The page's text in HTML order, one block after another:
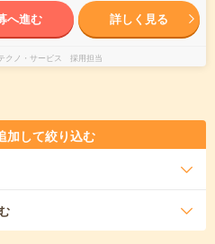
へ進む 詳しく見る
クノ・サービス 採用担当
加して絞り込む